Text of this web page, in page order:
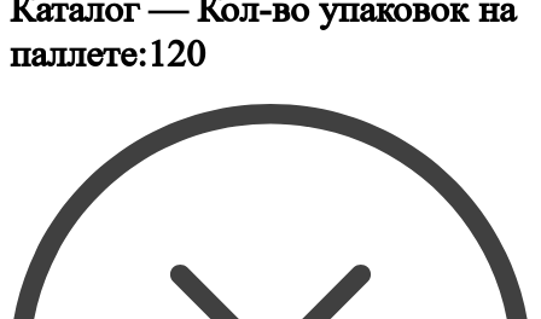
Каталог — Кол-во упаковок на
паллете:120